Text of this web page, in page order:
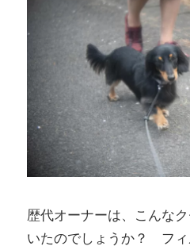
歴代オーナーは、こんな
いたのでしょうか？ フ